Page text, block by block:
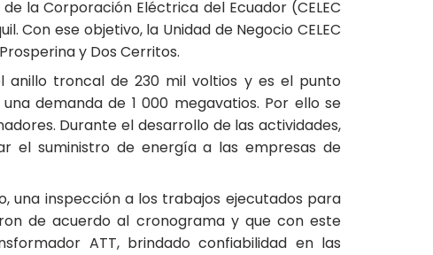
la Corporación Eléctrica del Ecuador (CELEC
Con ese objetivo, la Unidad de Negocio CELEC
y Dos Cerritos.
anillo troncal de 230 mil voltios y es el punto
demanda de 1 000 megavatios. Por ello se
Durante el desarrollo de las actividades,
el suministro de energía a las empresas de
una inspección a los trabajos ejecutados para
de acuerdo al cronograma y que con este
ATT, brindado confiabilidad en las